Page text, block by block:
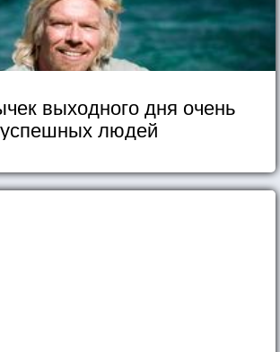
выходного дня очень
успешных людей